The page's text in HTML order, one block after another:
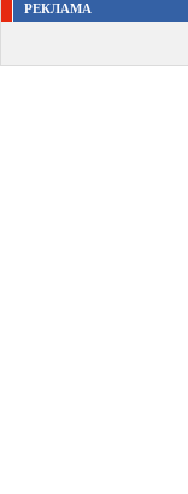
РЕКЛАМА